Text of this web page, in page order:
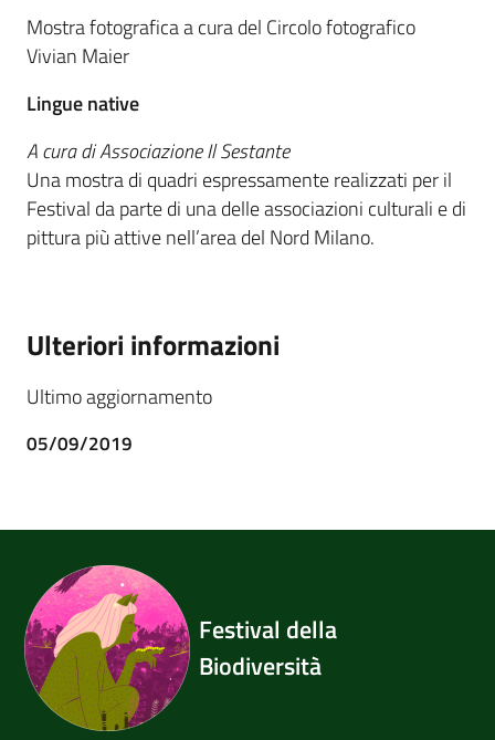
Mostra fotografica a cura del Circolo fotografico
Vivian Maier
Lingue native
A cura di Associazione Il Sestante
Una mostra di quadri espressamente realizzati per il
Festival da parte di una delle associazioni culturali e di
pittura più attive nell’area del Nord Milano.
Ulteriori informazioni
Ultimo aggiornamento
05/09/2019
Festival della
Biodiversità